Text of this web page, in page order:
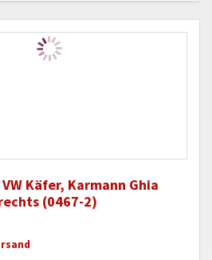
Käfer, Karmann Ghia
(0467-2)